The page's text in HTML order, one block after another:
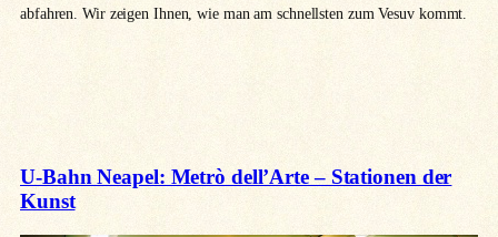
abfahren. Wir zeigen Ihnen, wie man am schnellsten zum Vesuv kommt.
U-Bahn Neapel: Metrò dell’Arte – Stationen der
Kunst